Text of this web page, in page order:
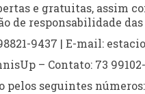
e gratuitas, assim
de responsabilidade
9437 | E-mail:
– Contato: 73
seguintes números: